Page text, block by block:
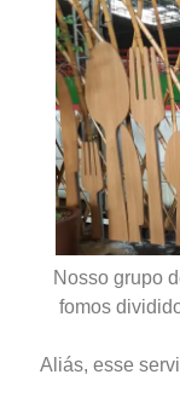
Nosso grupo
fomos
Aliás, esse